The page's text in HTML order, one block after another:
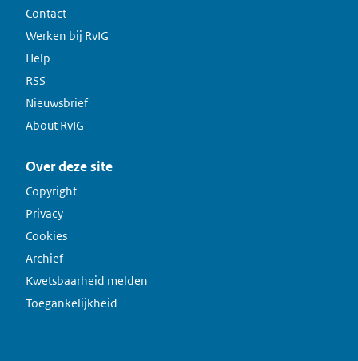
Contact
Werken bij RvIG
Help
RSS
Nieuwsbrief
About RvIG
Over deze site
Copyright
Privacy
Cookies
Archief
Kwetsbaarheid melden
Toegankelijkheid